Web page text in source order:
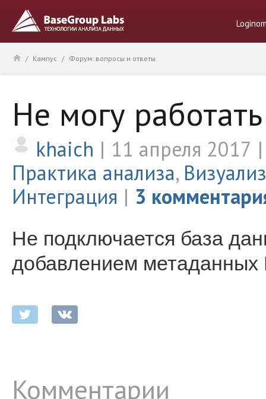
/ Кампус / Форум: вопросы и ответы
Не могу
khaich
11 апреля 2017
Практика анализа,
Интеграция
3
Не подключается база
добавлением метаданных
Комментарии